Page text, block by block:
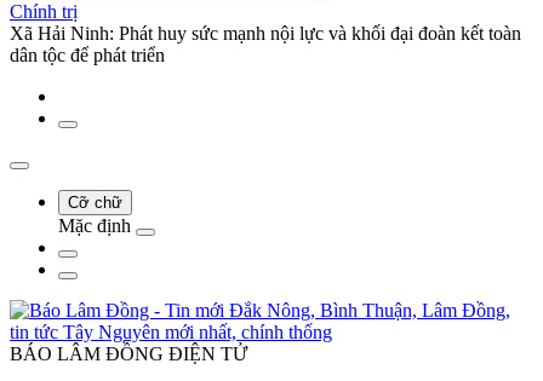
Chính trị
Xã Hải Ninh: Phát huy sức mạnh nội lực và khối đại đoàn kết toàn
dân tộc để phát triển
Cỡ chữ
Mặc định
BÁO LÂM ĐỒNG ĐIỆN TỬ